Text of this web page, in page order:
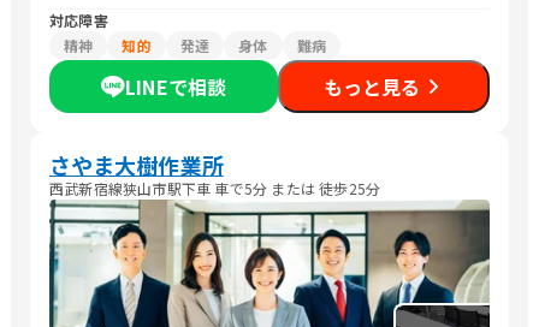
対応障害
精神
知的 発達 身体 難病
LINEで相談 もっと見る
さやま大樹作業所
西武新宿線狭山市駅下車 車で5分 または 徒歩25分